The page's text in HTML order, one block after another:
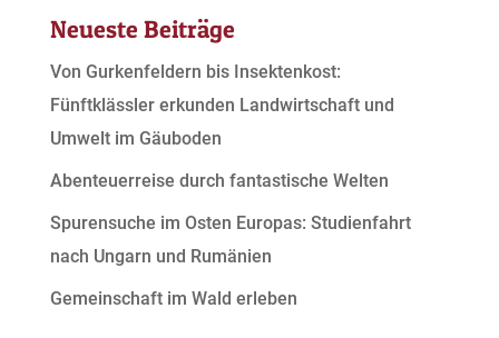
Neueste Beiträge
Von Gurkenfeldern bis Insektenkost:
Fünftklässler erkunden Landwirtschaft und
Umwelt im Gäuboden
Abenteuerreise durch fantastische Welten
Spurensuche im Osten Europas: Studienfahrt
nach Ungarn und Rumänien
Gemeinschaft im Wald erleben